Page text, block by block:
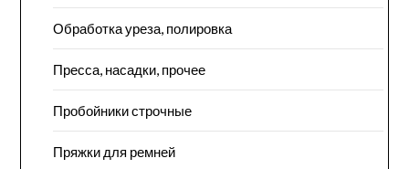
Обработка уреза, полировка
Пресса, насадки, прочее
Пробойники строчные
Пряжки для ремней